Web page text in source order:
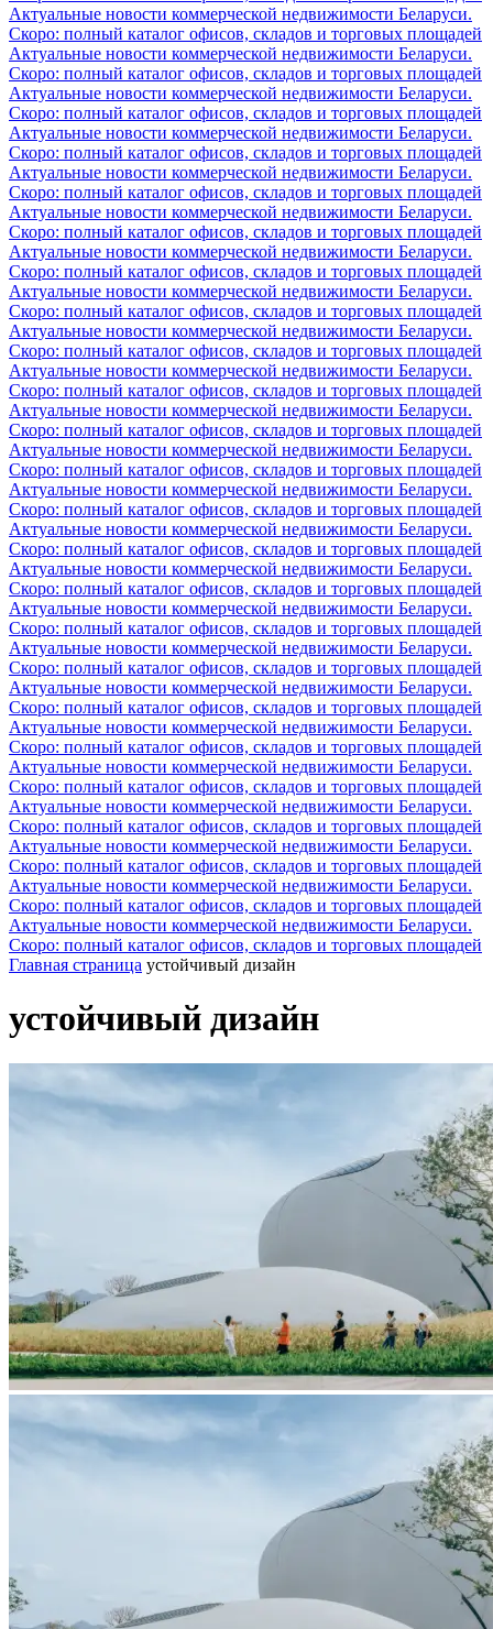
Актуальные новости коммерческой недвижимости Беларуси.
Скоро: полный каталог офисов, складов и торговых площадей
Актуальные новости коммерческой недвижимости Беларуси.
Скоро: полный каталог офисов, складов и торговых площадей
Актуальные новости коммерческой недвижимости Беларуси.
Скоро: полный каталог офисов, складов и торговых площадей
Актуальные новости коммерческой недвижимости Беларуси.
Скоро: полный каталог офисов, складов и торговых площадей
Актуальные новости коммерческой недвижимости Беларуси.
Скоро: полный каталог офисов, складов и торговых площадей
Актуальные новости коммерческой недвижимости Беларуси.
Скоро: полный каталог офисов, складов и торговых площадей
Актуальные новости коммерческой недвижимости Беларуси.
Скоро: полный каталог офисов, складов и торговых площадей
Актуальные новости коммерческой недвижимости Беларуси.
Скоро: полный каталог офисов, складов и торговых площадей
Актуальные новости коммерческой недвижимости Беларуси.
Скоро: полный каталог офисов, складов и торговых площадей
Актуальные новости коммерческой недвижимости Беларуси.
Скоро: полный каталог офисов, складов и торговых площадей
Актуальные новости коммерческой недвижимости Беларуси.
Скоро: полный каталог офисов, складов и торговых площадей
Актуальные новости коммерческой недвижимости Беларуси.
Скоро: полный каталог офисов, складов и торговых площадей
Актуальные новости коммерческой недвижимости Беларуси.
Скоро: полный каталог офисов, складов и торговых площадей
Актуальные новости коммерческой недвижимости Беларуси.
Скоро: полный каталог офисов, складов и торговых площадей
Актуальные новости коммерческой недвижимости Беларуси.
Скоро: полный каталог офисов, складов и торговых площадей
Актуальные новости коммерческой недвижимости Беларуси.
Скоро: полный каталог офисов, складов и торговых площадей
Актуальные новости коммерческой недвижимости Беларуси.
Скоро: полный каталог офисов, складов и торговых площадей
Актуальные новости коммерческой недвижимости Беларуси.
Скоро: полный каталог офисов, складов и торговых площадей
Актуальные новости коммерческой недвижимости Беларуси.
Скоро: полный каталог офисов, складов и торговых площадей
Актуальные новости коммерческой недвижимости Беларуси.
Скоро: полный каталог офисов, складов и торговых площадей
Актуальные новости коммерческой недвижимости Беларуси.
Скоро: полный каталог офисов, складов и торговых площадей
Актуальные новости коммерческой недвижимости Беларуси.
Скоро: полный каталог офисов, складов и торговых площадей
Актуальные новости коммерческой недвижимости Беларуси.
Скоро: полный каталог офисов, складов и торговых площадей
Актуальные новости коммерческой недвижимости Беларуси.
Скоро: полный каталог офисов, складов и торговых площадей
Главная страница устойчивый дизайн
устойчивый дизайн